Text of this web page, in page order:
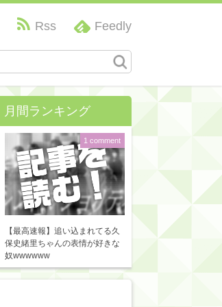
Rss Feedly
月間ランキング
【最高速報】追い込まれてる久
保史緒里ちゃんの表情が好きな
奴wwwwww
1 comment